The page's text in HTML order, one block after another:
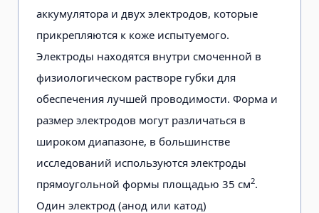
аккумулятора и двух электродов, которые
прикрепляются к коже испытуемого.
Электроды находятся внутри смоченной в
физиологическом растворе губки для
обеспечения лучшей проводимости. Форма и
размер электродов могут различаться в
широком диапазоне, в большинстве
исследований используются электроды
прямоугольной формы площадью 35 см2.
Один электрод (анод или катод)